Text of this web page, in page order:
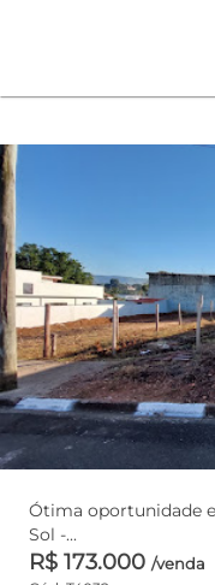
Ótima oportunidade
Sol -...
R$ 173.000 /venda